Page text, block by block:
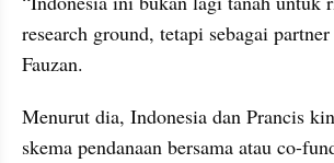
research ground, tetapi sebagai
Fauzan.
Menurut dia, Indonesia dan Prancis
skema pendanaan bersama atau co-